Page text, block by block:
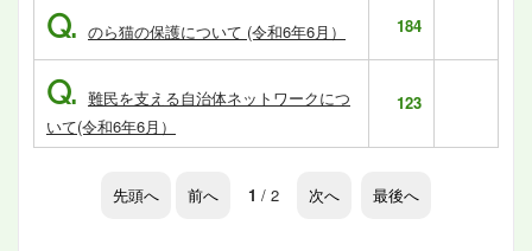
Q. のら猫の保護について (令和6年6月） 184
Q. 難民を支える自治体ネットワークにつ
いて(令和6年6月）
123
先頭へ 前へ 1 / 2 次へ 最後へ